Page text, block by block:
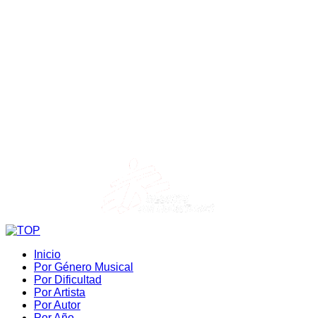
Inicio
Por Género Musical
Por Dificultad
Por Artista
Por Autor